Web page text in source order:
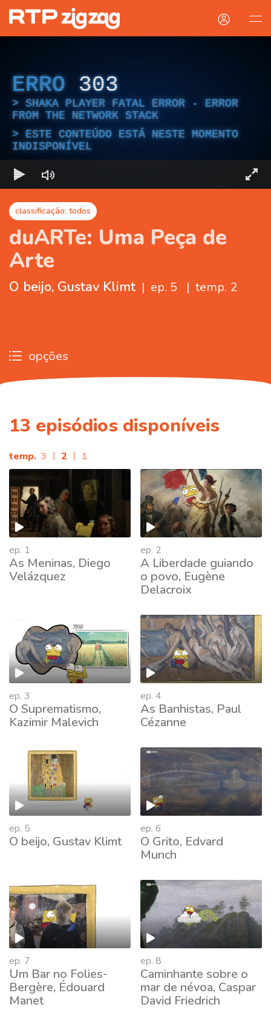
ERRO 303
SHAKA PLAYER FATAL ERROR - ERROR
FROM THE NETWORK STACK
ESTE CONTEÚDO ESTÁ NESTE MOMENTO
INDISPONÍVEL
classificação: todos
duARTe: Uma Peça de
Arte
O beijo, Gustav Klimt | ep. 5 | temp. 2
opções
13 episódios disponíveis
temp. 3 | 2 | 1
ep. 1
As Meninas, Diego
Velázquez
ep. 2
A Liberdade guiando
o povo, Eugène
Delacroix
ep. 3
O Suprematismo,
Kazimir Malevich
ep. 4
As Banhistas, Paul
Cézanne
ep. 5
O beijo, Gustav Klimt
ep. 6
O Grito, Edvard
Munch
ep. 7
Um Bar no Folies-
Bergère, Édouard
Manet
ep. 8
Caminhante sobre o
mar de névoa, Caspar
David Friedrich